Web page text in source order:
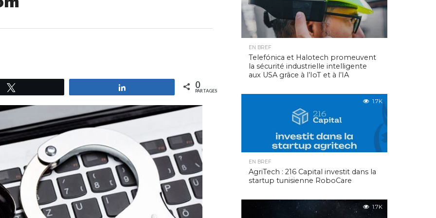
0
PARTAGES
EN BREF
Telefónica et Halotech promeuvent
la sécurité industrielle intelligente
aux USA grâce à l’IoT et à l’IA
1.7K
EN BREF
AgriTech : 216 Capital investit dans la
startup tunisienne RoboCare
1.7K